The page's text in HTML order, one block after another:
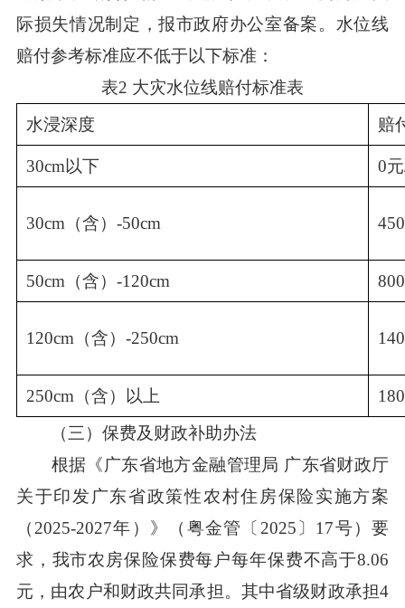
际损失情况制定，报市政府办公室备案。水位线
赔付参考标准应不低于以下标准：
表2 大灾水位线赔付标准表
水浸深度
赔
30cm以下 0
30cm（含）-50cm
50cm（含）-120cm
120cm（含）-250cm
250cm（含）以上
（三）保费及财政补助办法
根据《广东省地方金融管理局 广东省财政厅
关于印发广东省政策性农村住房保险实施方案
（2025-2027年）》（粤金管〔2025〕17号）要
求，我市农房保险保费每户每年保费不高于8.06
元，由农户和财政共同承担。其中省级财政承担4